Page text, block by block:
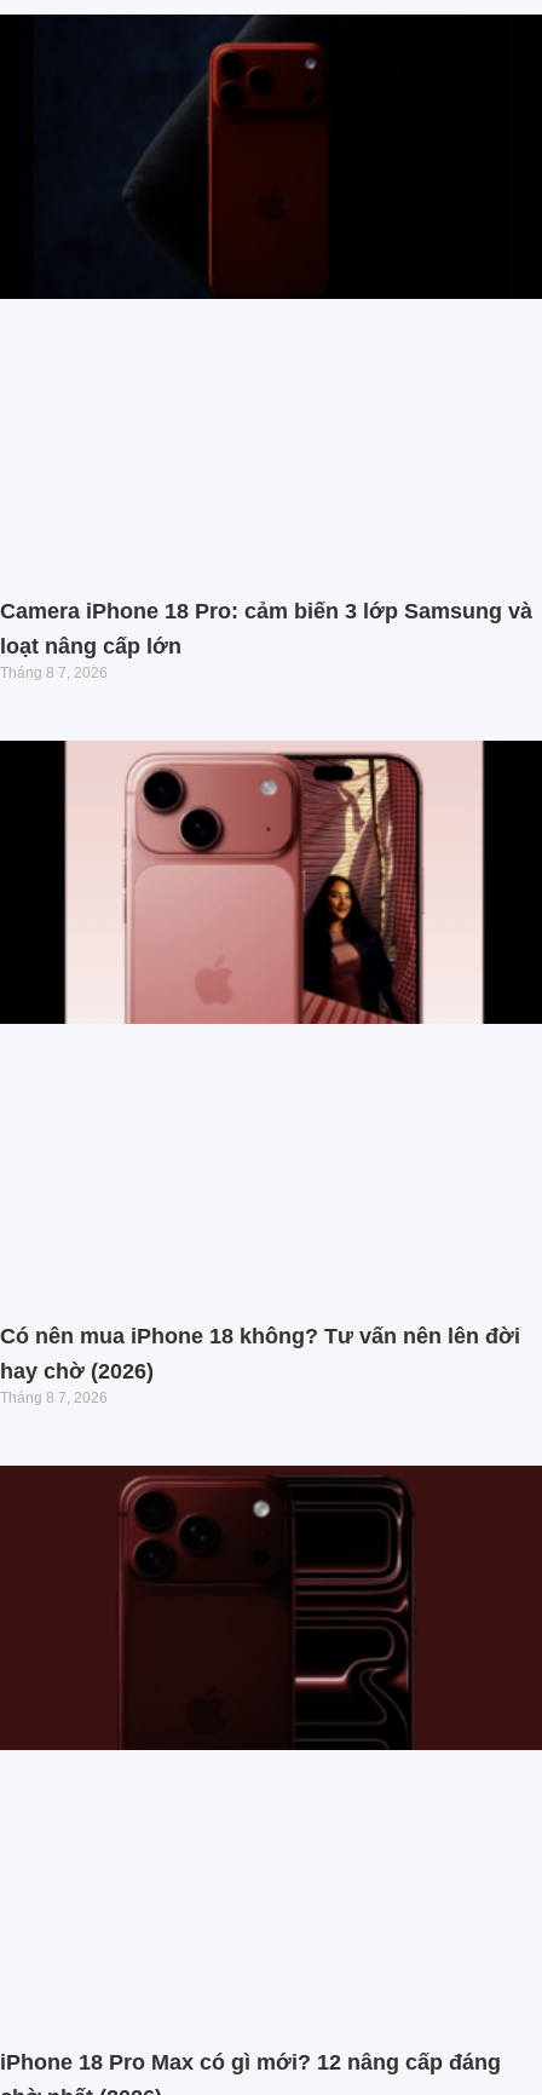
Camera iPhone 18 Pro: cảm biến 3 lớp Samsung và
loạt nâng cấp lớn
Tháng 8 7, 2026
Có nên mua iPhone 18 không? Tư vấn nên lên đời
hay chờ (2026)
Tháng 8 7, 2026
iPhone 18 Pro Max có gì mới? 12 nâng cấp đáng